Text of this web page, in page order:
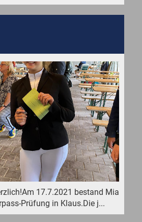
17.7.2021 bestand Mia
Prüfung in Klaus.Die j...